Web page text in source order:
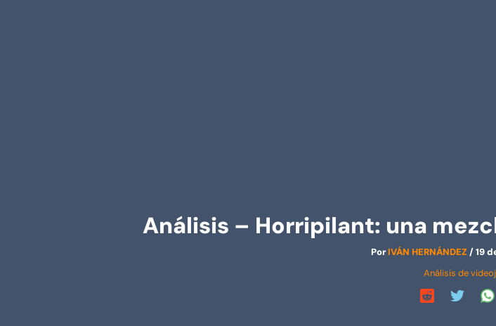
Análisis – Horripilant: una
PorIVÁN HERNÁNDEZ /19
Análisis de